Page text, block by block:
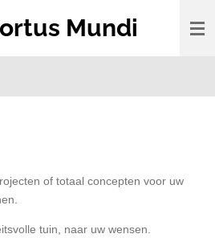
Mundi
of totaal concepten voor uw
tuin, naar uw wensen.